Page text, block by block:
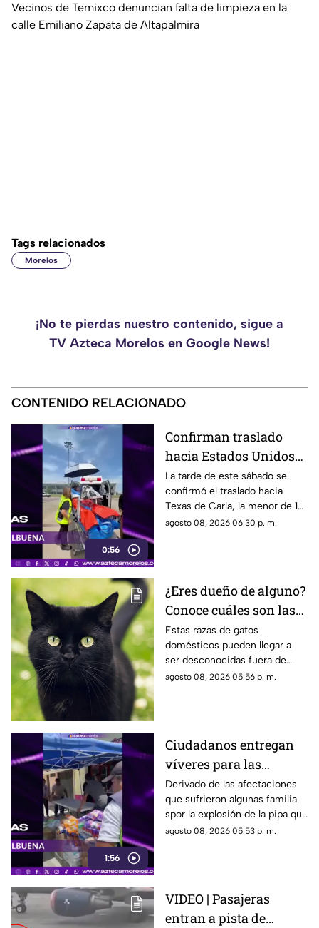
Vecinos de Temixco denuncian falta de limpieza en la
calle Emiliano Zapata de Altapalmira
Tags relacionados
Morelos
¡No te pierdas nuestro contenido, sigue a
TV Azteca Morelos en Google News!
CONTENIDO RELACIONADO
0:56
Confirman traslado
hacia Estados Unidos
de menor que sufrió
quemadura en la
explosión de gas LP en
Cuernavaca
La tarde de este sábado se
confirmó el traslado hacia
Texas de Carla, la menor de 15
años que resultó gravemente
agosto 08, 2026 06:30 p. m.
¿Eres dueño de alguno?
Conoce cuáles son las
cinco razas más raras
de gatos domésticos en
todo el mundo
Estas razas de gatos
domésticos pueden llegar a
ser desconocidas fuera de
círculos especializados, y
agosto 08, 2026 05:56 p. m.
1:56
Ciudadanos entregan
víveres para las
familias afectadas por
la explosión de pipa en
Cuernavaca
Derivado de las afectaciones
que sufrieron algunas familia
spor la explosión de la pipa que
transportaba gas LP,
agosto 08, 2026 05:53 p. m.
VIDEO | Pasajeras
entran a pista de